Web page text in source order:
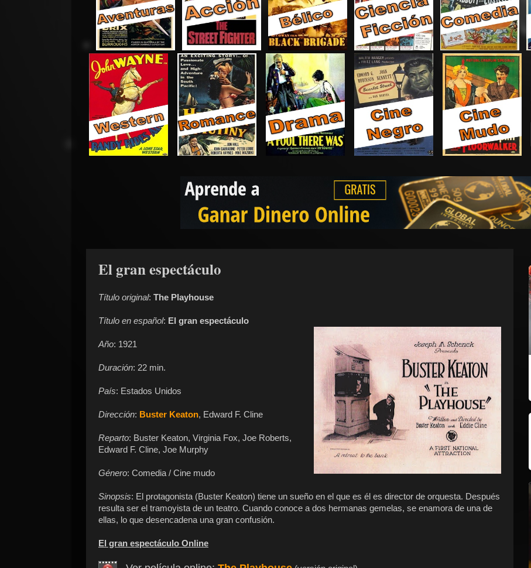
El gran espectáculo
Título original: The Playhouse
Título en español: El gran espectáculo
Año: 1921
Duración: 22 min.
País: Estados Unidos
Dirección: Buster Keaton, Edward F. Cline
Reparto: Buster Keaton, Virginia Fox, Joe Roberts,
Edward F. Cline, Joe Murphy
Género: Comedia / Cine mudo
Sinopsis: El protagonista (Buster Keaton) tiene un sueño en el que es él es director de orquesta. Después
resulta ser el tramoyista de un teatro. Cuando conoce a dos hermanas gemelas, se enamora de una de
ellas, lo que desencadena una gran confusión.
El gran espectáculo Online